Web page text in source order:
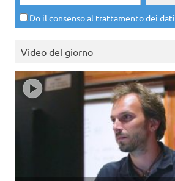
Do il consenso al trattamento dei dati
Video del giorno